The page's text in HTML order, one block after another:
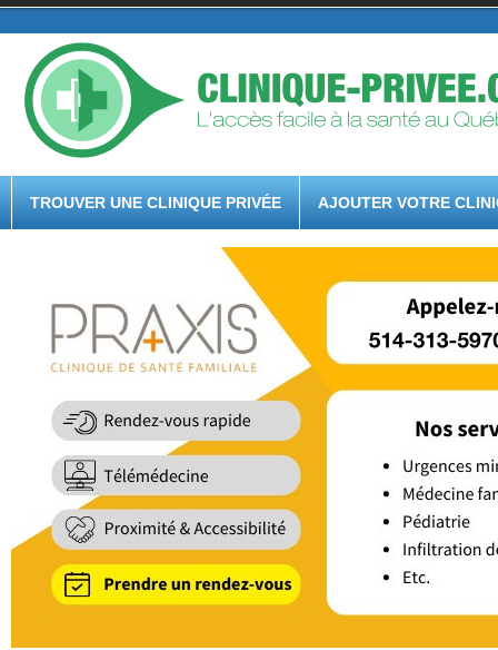
TROUVER UNE CLINIQUE PRIVÉE AJOUTER VOTRE